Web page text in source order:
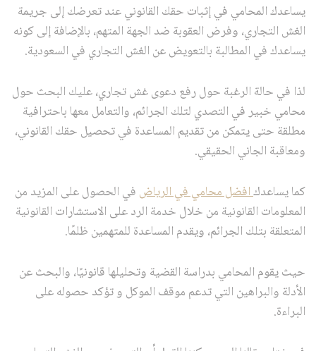
يساعدك المحامي في إثبات حقك القانوني عند تعرضك إلى جريمة
الغش التجاري، وفرض العقوبة ضد الجهة المتهم، بالإضافة إلى كونه
يساعدك في المطالبة بالتعويض عن الغش التجاري في السعودية.
لذا في حالة الرغبة حول رفع دعوى غش تجاري، عليك البحث حول
محامي خبير في التصدي لتلك الجرائم، والتعامل معها باحترافية
مطلقة حتى يتمكن من تقديم المساعدة في تحصيل حقك القانوني،
ومعاقبة الجاني الحقيقي.
كما يساعدكافضل محامي في الرياض في الحصول على المزيد من
المعلومات القانونية من خلال خدمة الرد على الاستشارات القانونية
المتعلقة بتلك الجرائم، ويقدم المساعدة للمتهمين ظلمًا.
حيث يقوم المحامي بدراسة القضية وتحليلها قانونيًا، والبحث عن
الأدلة والبراهين التي تدعم موقف الموكل و تؤكد حصوله على
البراءة.